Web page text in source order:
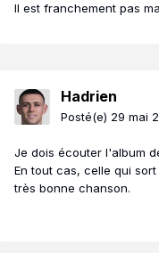
Il est franchement pas
Hadrien
Posté(e) 29 mai
Je dois écouter l'album
En tout cas, celle qui
très bonne chanson.